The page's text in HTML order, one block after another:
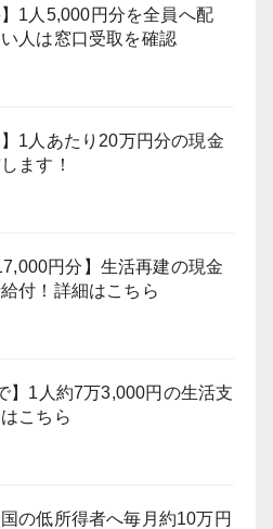
】1人5,000円分を全員へ配
人は窓口受取を確認
】1人あたり20万円分の現金
ます！
円分】生活再建の現金
付！詳細はこちら
】1人約7万3,000円の生活支
こちら
国の低所得者へ毎月約10万円